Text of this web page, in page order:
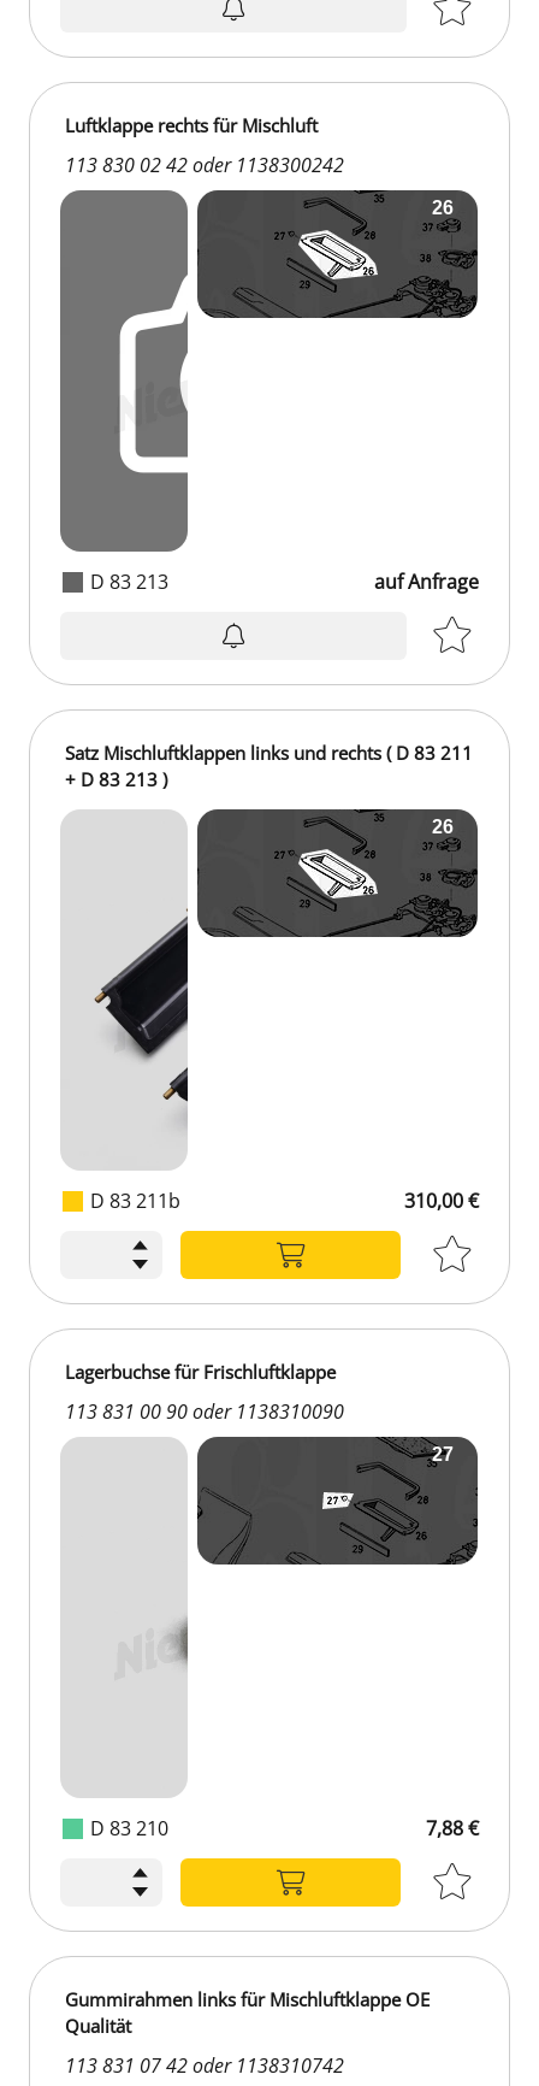
D 83 213
Luftklappe rechts für Mischluft
113 830 02 42 oder 1138300242
auf Anfrage
D 83 211b
Satz Mischluftklappen links und rechts ( D 83 211
+ D 83 213 )
310,00 €
D 83 210
Lagerbuchse für Frischluftklappe
113 831 00 90 oder 1138310090
7,88 €
Gummirahmen links für Mischluftklappe OE
Qualität
113 831 07 42 oder 1138310742